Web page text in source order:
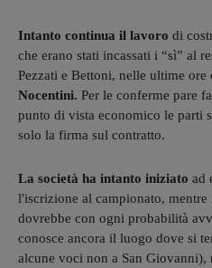
Intanto continua il lavoro di
che erano stati incassati i “sì” al
Pezzati e Bettoni, nelle ultime ore
Nocentini. Per le conferme pare
punto di vista economico le parti
solo la firma sul contratto.
La società ha intanto iniziato ad
l'iscrizione al campionato, mentre
dovrebbe con ogni probabilità
conosce ancora il luogo dove si
alcune voci non a San Giovanni),